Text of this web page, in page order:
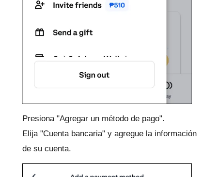
Presiona "Agregar un método de pago".
Elija "Cuenta bancaria" y agregue la información
de su cuenta.